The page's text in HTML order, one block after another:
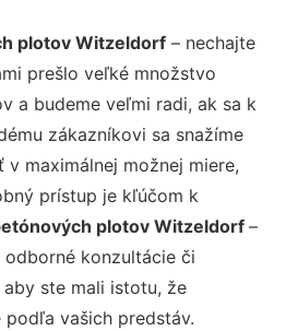
plotov Witzeldorf – nechajte
prešlo veľké množstvo
a budeme veľmi radi, ak sa k
zákazníkovi sa snažíme
maximálnej možnej miere,
prístup je kľúčom k
plotov Witzeldorf –
konzultácie či
ste mali istotu, že
vašich predstáv.